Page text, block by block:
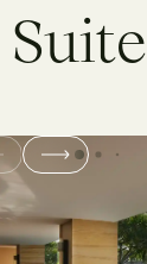
Suite